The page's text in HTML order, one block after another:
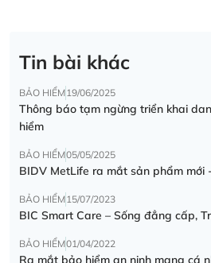
Tin bài khác
BẢO HIỂM19/06/2025
Thông báo tạm ngừng triển khai
hiểm
BẢO HIỂM05/05/2025
BIDV MetLife ra mắt sản phẩm mới
BẢO HIỂM15/07/2023
BIC Smart Care – Sống đẳng cấp,
BẢO HIỂM01/04/2022
Ra mắt bảo hiểm an ninh mạng cá